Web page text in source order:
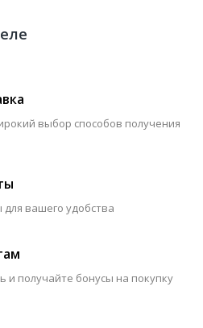
выбор способов получения
для вашего удобства
и получайте бонусы на покупку